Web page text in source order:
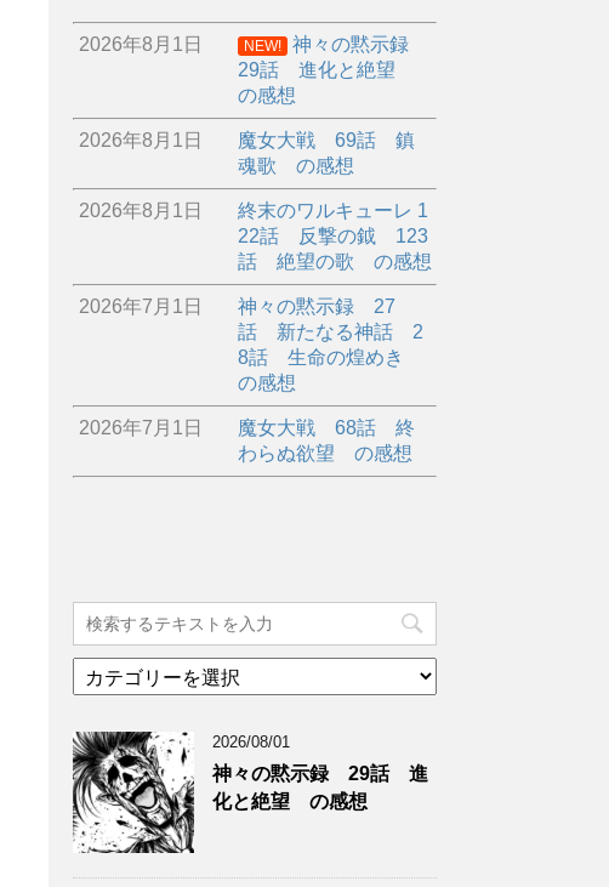
2026年8月1日 NEW!
神々の黙示録
29話 進化と絶望
の感想
2026年8月1日
魔女大戦 69話 鎮
魂歌 の感想
2026年8月1日
終末のワルキューレ 1
22話 反撃の鉞 123
話 絶望の歌 の感想
2026年7月1日
神々の黙示録 27
話 新たなる神話 2
8話 生命の煌めき
の感想
2026年7月1日
魔女大戦 68話 終
わらぬ欲望 の感想
テ
リ
ー
2026/08/01
神々の黙示録 29話 進
化と絶望 の感想